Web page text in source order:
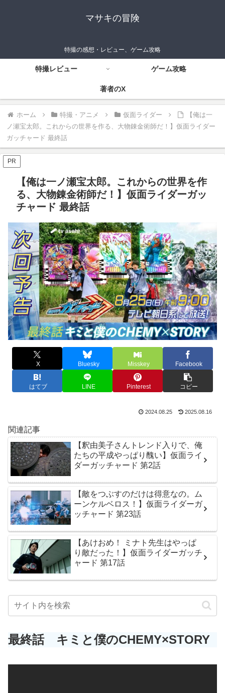
マサキの冒険
特撮の感想・レビュー、ゲーム攻略
特撮レビュー ゲーム攻略
著者のX
ホーム 特撮・アニメ 仮面ライダー
【俺は一
ノ瀬宝太郎。これからの世界を作る、大物錬金術師だ！】仮面ライダー
ガッチャード 最終話
PR
【俺は一ノ瀬宝太郎。これからの世界を作
る、大物錬金術師だ！】仮面ライダーガッ
チャード 最終話
X Bluesky Misskey Facebook
はてブ LINE Pinterest コピー
2024.08.25 2025.08.16
関連記事
【釈由美子さんトレンド入りで、俺
たちの平成やっぱり醜い】仮面ライ
ダーガッチャード 第2話
【敵をつぶすのだけは得意なの。ム
ーンケルベロス！】仮面ライダーガ
ッチャード 第23話
【あけおめ！ ミナト先生はやっぱ
り敵だった！】仮面ライダーガッチ
ャード 第17話
最終話 キミと僕のCHEMY×STORY